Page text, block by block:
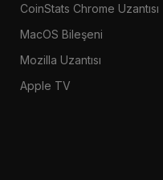
CoinStats Chrome Uzantısı
MacOS Bileşeni
Mozilla Uzantısı
Apple TV